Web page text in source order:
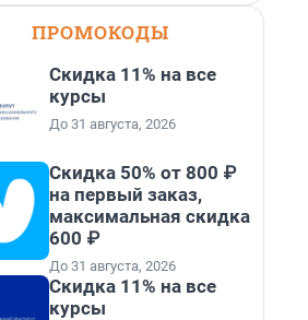
ПРОМОКОДЫ
Скидка 11% на все
курсы
До 31 августа, 2026
Скидка 50% от 800 ₽
на первый заказ,
максимальная скидка
600 ₽
До 31 августа, 2026
Скидка 11% на все
курсы